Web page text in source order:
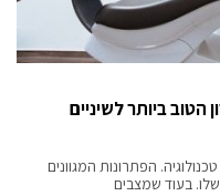
הטוב ביותר לשיניים
הפתרונות המגוונים
בעוד שמצבים